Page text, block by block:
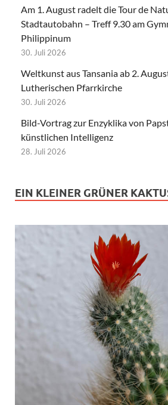
Am 1. August radelt die Tour de
Stadtautobahn – Treff 9.30 am
Philippinum
30. Juli 2026
Weltkunst aus Tansania ab 2.
Lutherischen Pfarrkirche
30. Juli 2026
Bild-Vortrag zur Enzyklika von
künstlichen Intelligenz
28. Juli 2026
EIN KLEINER GRÜNER